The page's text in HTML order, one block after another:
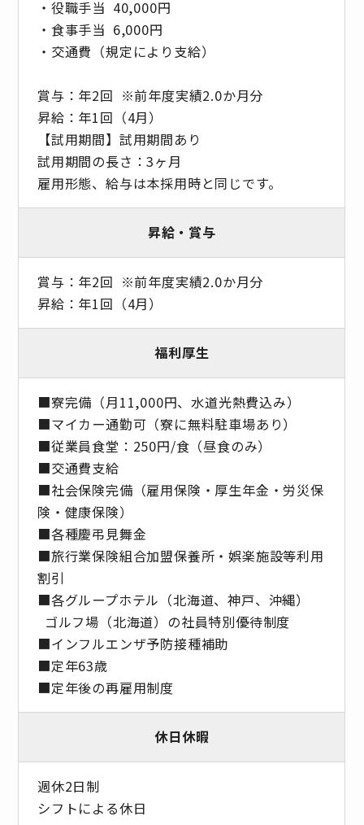
・役職手当 40,000円
・食事手当 6,000円
・交通費（規定により支給）
賞与：年2回 ※前年度実績2.0か月分
昇給：年1回（4月）
【試用期間】試用期間あり
試用期間の長さ：3ヶ月
雇用形態、給与は本採用時と同じです。
昇給・賞与
賞与：年2回 ※前年度実績2.0か月分
昇給：年1回（4月）
福利厚生
■寮完備（月11,000円、水道光熱費込み）
■マイカー通勤可（寮に無料駐車場あり）
■従業員食堂：250円/食（昼食のみ）
■交通費支給
■社会保険完備（雇用保険・厚生年金・労災保
険・健康保険）
■各種慶弔見舞金
■旅行業保険組合加盟保養所・娯楽施設等利用
割引
■各グループホテル（北海道、神戸、沖縄）
ゴルフ場（北海道）の社員特別優待制度
■インフルエンザ予防接種補助
■定年63歳
■定年後の再雇用制度
休日休暇
週休2日制
シフトによる休日